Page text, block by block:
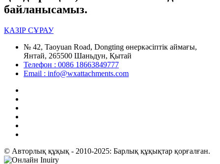
байланысамыз.
ҚАЗІР СҰРАУ
№ 42, Taoyuan Road, Dongting өнеркәсіптік аймағы,
Янтай, 265500 Шаньдун, Қытай
Телефон : 0086 18663849777
Email : info@wxattachments.com
© Авторлық құқық - 2010-2025: Барлық құқықтар қорғалған.